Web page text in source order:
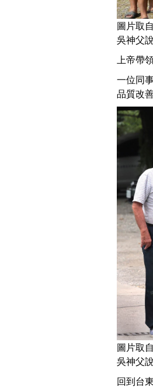
圖片取
吳神父
上帝帶
一位同
品質改
圖片取
吳神父
回到台